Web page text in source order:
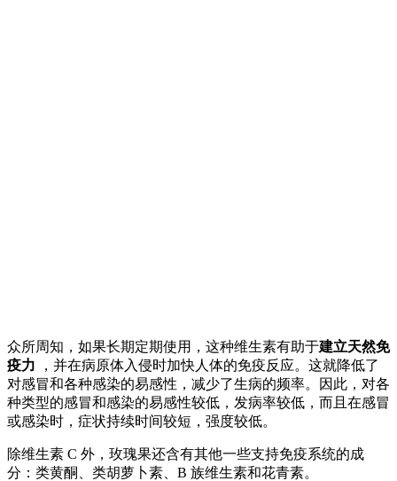
众所周知，如果长期定期使用，这种维生素有助于建立天然免
疫力
，并在病原体入侵时加快人体的免疫反应。这就降低了
对感冒和各种感染的易感性，减少了生病的频率。因此，对各
种类型的感冒和感染的易感性较低，发病率较低，而且在感冒
或感染时，症状持续时间较短，强度较低。
除维生素 C 外，玫瑰果还含有其他一些支持免疫系统的成
分：类黄酮、类胡萝卜素、B 族维生素和花青素。